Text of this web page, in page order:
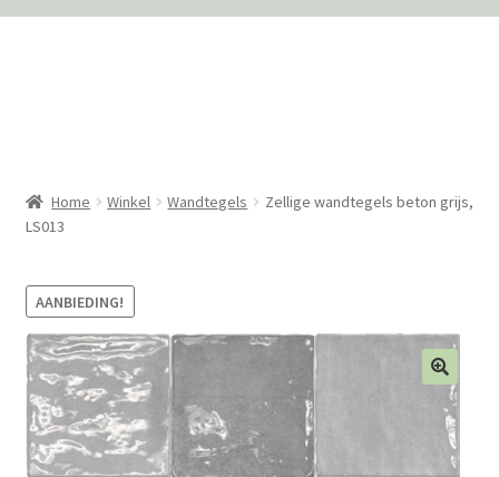
Wandtegels
Mozaïekvellen
Contact
Home Winkel Wandtegels
Zellige wandtegels beton grijs,
LS013
AANBIEDING!